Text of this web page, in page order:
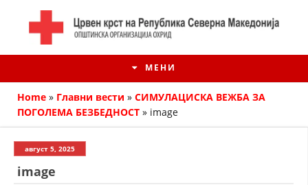
МЕНИ
Home » Главни вести » СИМУЛАЦИСКА ВЕЖБА ЗА
ПОГОЛЕМА БЕЗБЕДНОСТ » image
август 5, 2025
image